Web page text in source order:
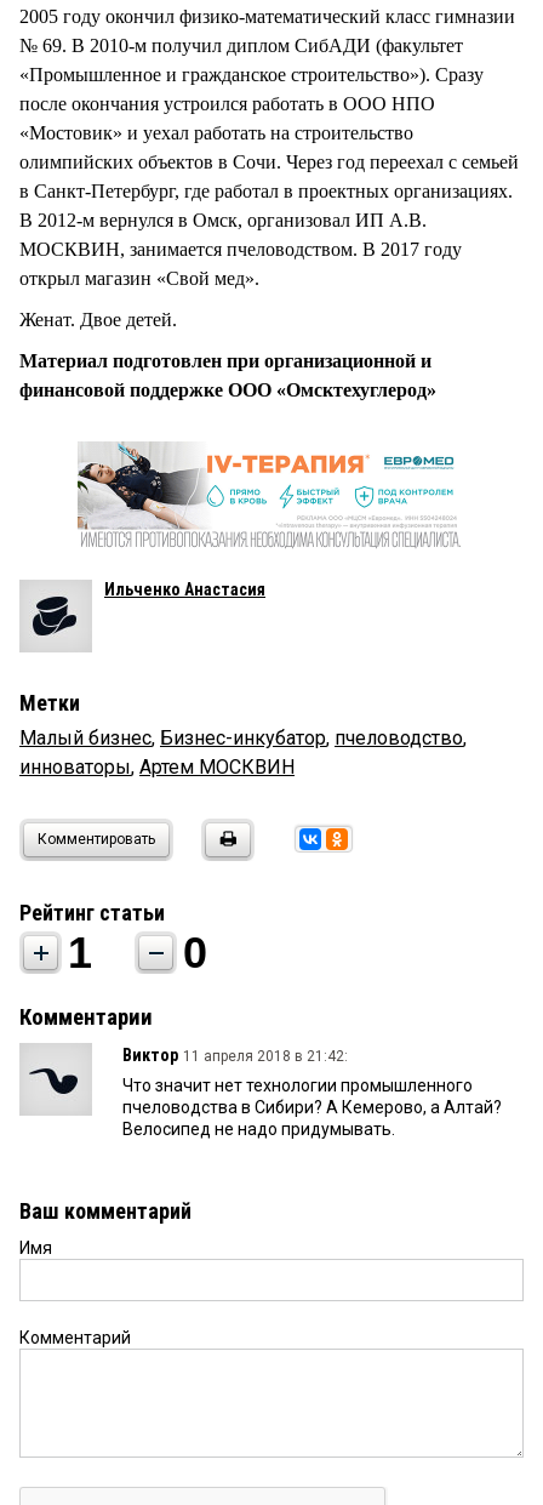
2005 году окончил физико-математический класс гимназии
№ 69. В 2010-м получил диплом СибАДИ (факультет
«Промышленное и гражданское строительство»). Сразу
после окончания устроился работать в ООО НПО
«Мостовик» и уехал работать на строительство
олимпийских объектов в Сочи. Через год переехал с семьей
в Санкт-Петербург, где работал в проектных организациях.
В 2012-м вернулся в Омск, организовал ИП А.В.
МОСКВИН, занимается пчеловодством. В 2017 году
открыл магазин «Свой мед».
Женат. Двое детей.
Материал подготовлен при организационной и
финансовой поддержке ООО «Омсктехуглерод»
Ильченко Анастасия
Метки
Малый бизнес, Бизнес-инкубатор, пчеловодство,
инноваторы, Артем МОСКВИН
Комментировать
Рейтинг статьи
1 0
Комментарии
Виктор 11 апреля 2018 в 21:42:
Что значит нет технологии промышленного
пчеловодства в Сибири? А Кемерово, а Алтай?
Велосипед не надо придумывать.
Ваш комментарий
Имя
Комментарий